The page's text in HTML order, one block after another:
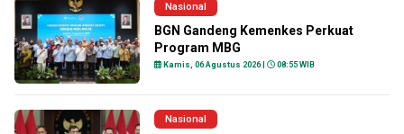
Nasional
BGN Gandeng Kemenkes Perkuat
Program MBG
Kamis, 06 Agustus 2026 | 08:55 WIB
Nasional